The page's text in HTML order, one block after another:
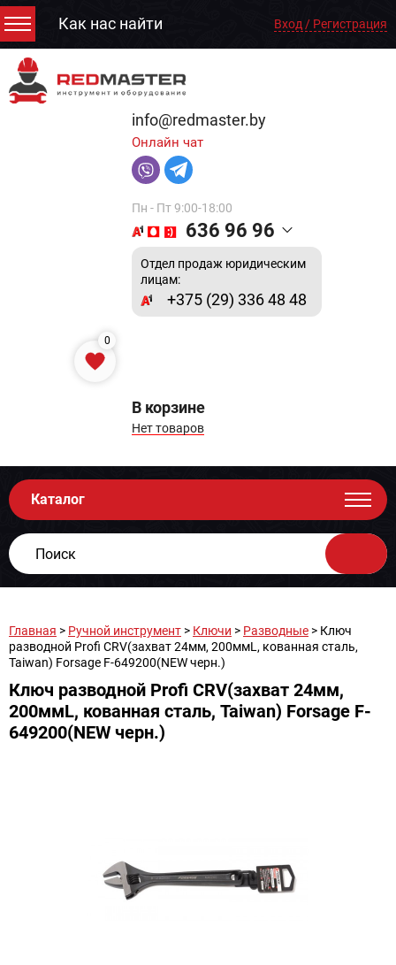
Как нас найти Вход / Регистрация
info@redmaster.by
Онлайн чат
Пн - Пт 9:00-18:00
636 96 96
Отдел продаж юридическим
лицам:
+375 (29) 336 48 48
0
В корзине
Нет товаров
Каталог
Главная > Ручной инструмент > Ключи > Разводные > Ключ
разводной Profi CRV(захват 24мм, 200ммL, кованная сталь,
Taiwan) Forsage F-649200(NEW черн.)
Ключ разводной Profi CRV(захват 24мм,
200ммL, кованная сталь, Taiwan) Forsage F-
649200(NEW черн.)